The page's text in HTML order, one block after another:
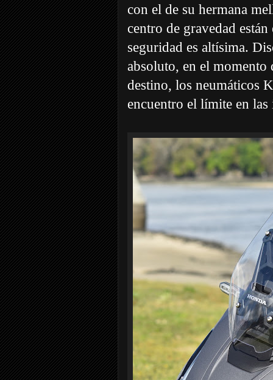
con el de su hermana
centro de gravedad
seguridad es altísima.
absoluto, en el momento
destino, los neumáticos
encuentro el límite en